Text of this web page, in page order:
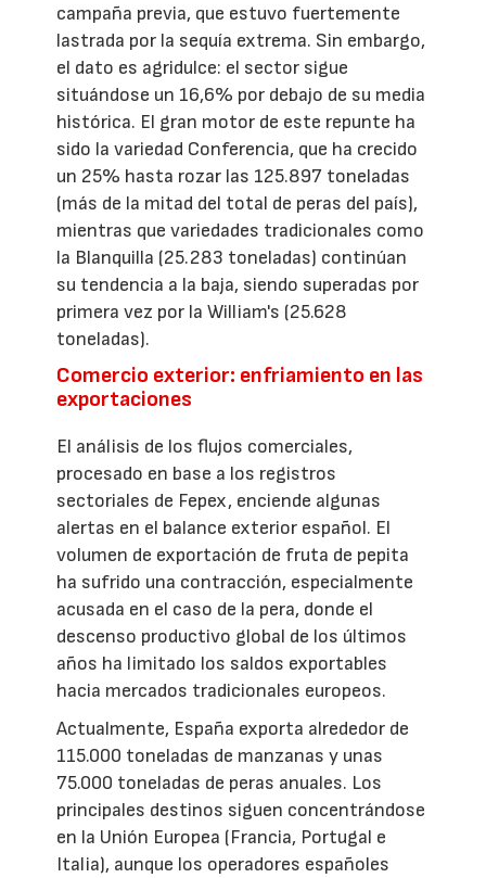
campaña previa, que estuvo fuertemente
lastrada por la sequía extrema. Sin embargo,
el dato es agridulce: el sector sigue
situándose un 16,6% por debajo de su media
histórica. El gran motor de este repunte ha
sido la variedad Conferencia, que ha crecido
un 25% hasta rozar las 125.897 toneladas
(más de la mitad del total de peras del país),
mientras que variedades tradicionales como
la Blanquilla (25.283 toneladas) continúan
su tendencia a la baja, siendo superadas por
primera vez por la William's (25.628
toneladas).
Comercio exterior: enfriamiento en las
exportaciones
El análisis de los flujos comerciales,
procesado en base a los registros
sectoriales de Fepex, enciende algunas
alertas en el balance exterior español. El
volumen de exportación de fruta de pepita
ha sufrido una contracción, especialmente
acusada en el caso de la pera, donde el
descenso productivo global de los últimos
años ha limitado los saldos exportables
hacia mercados tradicionales europeos.
Actualmente, España exporta alrededor de
115.000 toneladas de manzanas y unas
75.000 toneladas de peras anuales. Los
principales destinos siguen concentrándose
en la Unión Europea (Francia, Portugal e
Italia), aunque los operadores españoles